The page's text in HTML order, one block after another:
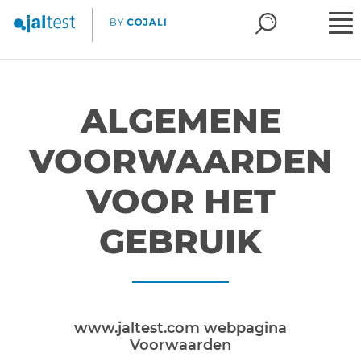
ALGEMENE
VOORWAARDEN
VOOR HET
GEBRUIK
www.jaltest.com webpagina
Voorwaarden